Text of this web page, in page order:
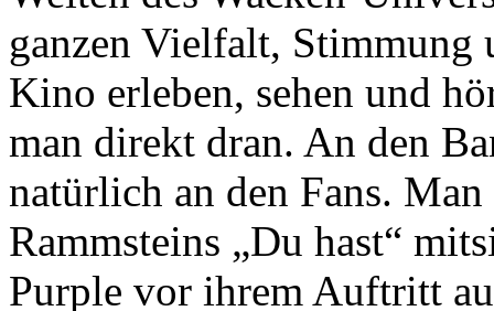
ganzen Vielfalt, Stimmung
Kino erleben, sehen und
man direkt dran. An den
natürlich an den Fans.
Rammsteins „Du hast“
Purple vor ihrem Auftritt